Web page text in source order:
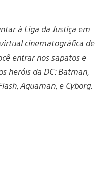
à Liga da Justiça em
cinematográfica de
entrar nos sapatos e
heróis da DC: Batman,
Aquaman, e Cyborg.